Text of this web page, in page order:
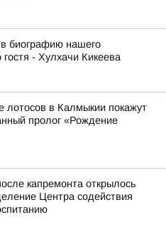
биографию нашего
гостя - Хулхачи Кикеева
лотосов в Калмыкии покажут
пролог «Рождение
капремонта открылось
Центра содействия